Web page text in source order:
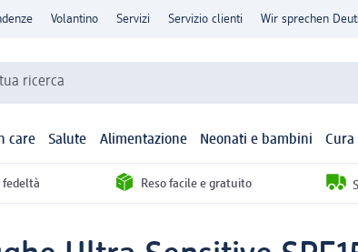
Volantino Servizi Servizio clienti Wir sprechen
ricerca
care Salute Alimentazione Neonati e bambini Cura
fedeltà Reso facile e gratuito